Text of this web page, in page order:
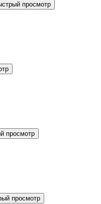
просмотр
просмотр
просмотр